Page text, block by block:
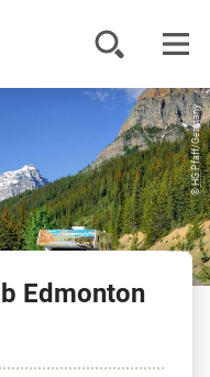
© HG.Pfaff/Germany
Edmonton